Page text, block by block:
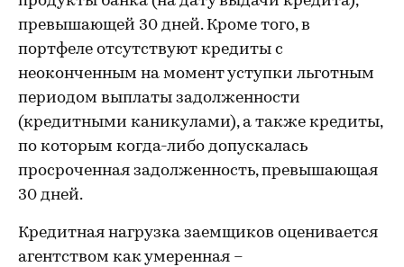
превышающей 30 дней. Кроме того, в
портфеле отсутствуют кредиты с
неоконченным на момент уступки льготным
периодом выплаты задолженности
(кредитными каникулами), а также кредиты,
по которым когда-либо допускалась
просроченная задолженность, превышающая
30 дней.
Кредитная нагрузка заемщиков оценивается
агентством как умеренная –